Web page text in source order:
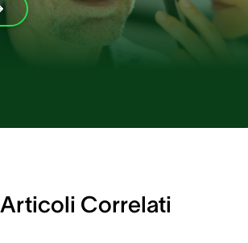
Articoli Correlati